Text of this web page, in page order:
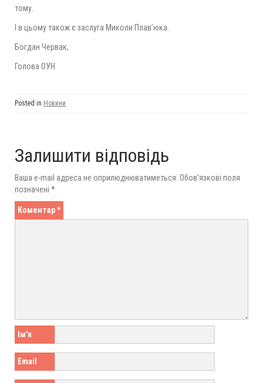
тому.
І в цьому також є заслуга Миколи Плав’юка.
Богдан Червак,
Голова ОУН
Posted in Новини
Залишити відповідь
Ваша e-mail адреса не оприлюднюватиметься. Обов’язкові поля
позначені *
Коментар*
Ім'я
Email